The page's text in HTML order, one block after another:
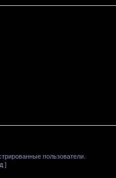
пользователи.
]